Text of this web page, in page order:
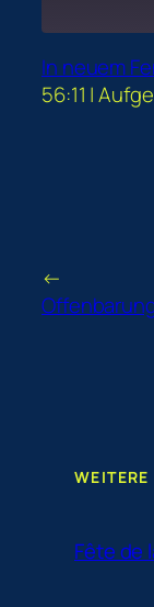
In neuem
56:11 |
←
WEITERE
Fête de